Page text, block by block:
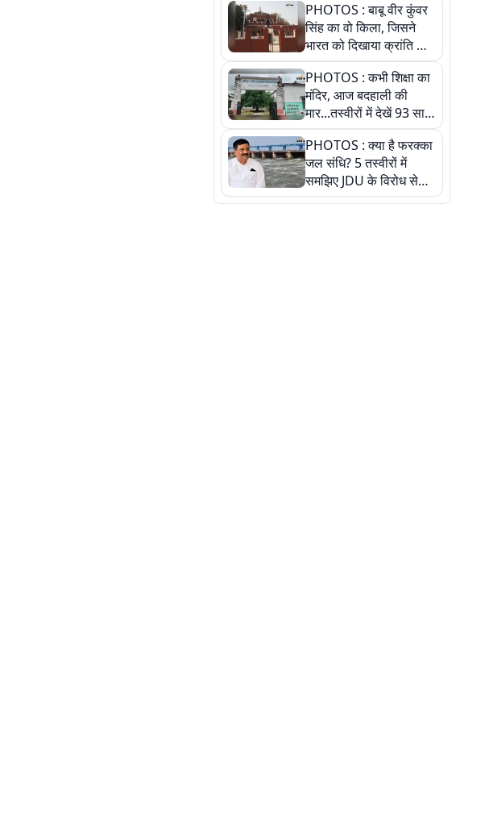
PHOTOS : बाबू वीर कुंवर
सिंह का वो किला, जिसने
भारत को दिखाया क्रांति का
रास्ता: तस्वीरों में देखिए
PHOTOS : कभी शिक्षा का
मंदिर, आज बदहाली की
मार...तस्वीरों में देखें 93 साल
पुराने इस हाई स्कूल की
हकीकत
PHOTOS : क्या है फरक्का
जल संधि? 5 तस्वीरों में
समझिए JDU के विरोध से
लेकर बिहार पर असर तक